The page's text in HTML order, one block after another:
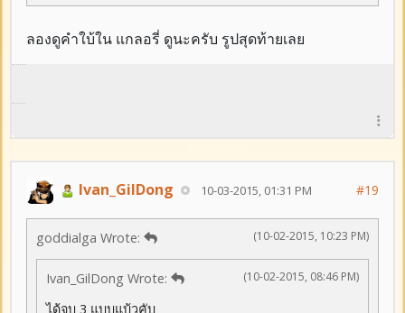
ลองดูคำใบ้ใน แกลอรี่ ดูนะครับ รูปสุดท้ายเลย
Ivan_GilDong 10-03-2015, 01:31 PM #19
(10-02-2015, 10:23 PM)
goddialga Wrote:
(10-02-2015, 08:46 PM)
Ivan_GilDong Wrote:
ได้จบ 3 แบบแบ้วคับ